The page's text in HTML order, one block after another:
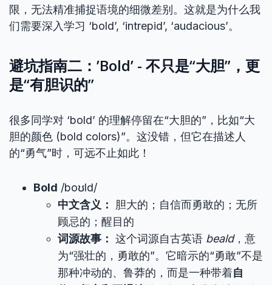
限，无法精准捕捉语境的细微差别。这就是为什么我
们需要深入学习 ‘bold’, ‘intrepid’, ‘audacious’。
避坑指南二：’Bold’ - 不只是“大胆”，更
是“有胆识的”
很多同学对 ‘bold’ 的理解停留在“大胆的”，比如“大
胆的颜色 (bold colors)”。这没错，但它在描述人
的“勇气”时，可远不止如此！
Bold /boʊld/
中文含义：
胆大的；自信而勇敢的；无所
顾忌的；醒目的
词源故事： 这个词源自古英语 beald，意
为“强壮的，勇敢的”。它暗示的“勇敢”不是
那种冲动的、鲁莽的，而是一种带着自